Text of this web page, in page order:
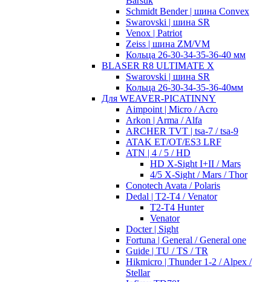
Schmidt Bender | шина Convex
Swarovski | шина SR
Venox | Patriot
Zeiss | шина ZM/VM
Кольца 26-30-34-35-36-40 мм
BLASER R8 ULTIMATE X
Swarovski | шина SR
Кольца 26-30-34-35-36-40мм
Для WEAVER-PICATINNY
Aimpoint | Micro / Acro
Arkon | Arma / Alfa
ARCHER TVT | tsa-7 / tsa-9
ATAK ET/OT/ES3 LRF
ATN | 4 / 5 / HD
HD X-Sight I+II / Mars
4/5 X-Sight / Mars / Thor
Conotech Avata / Polaris
Dedal | T2-T4 / Venator
T2-T4 Hunter
Venator
Docter | Sight
Fortuna | General / General one
Guide | TU / TS / TR
Hikmicro | Thunder 1-2 / Alpex /
Stellar